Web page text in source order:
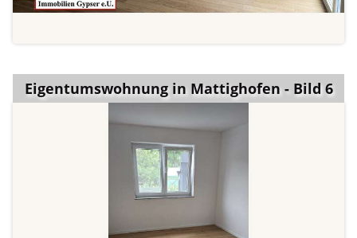
Eigentumswohnung in Mattighofen - Bild 6